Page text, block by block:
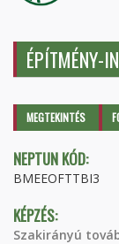
ÉPÍTMÉNY-
Elsődleges
MEGTEKINTÉS (AKTÍV
NEPTUN KÓD:
BMEEOFTTBI3
KÉPZÉS:
Szakirányú